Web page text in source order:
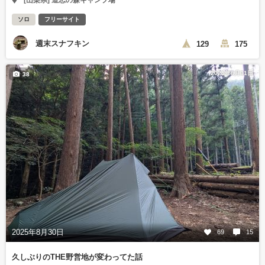
ソロ フリーサイト
週末スナフキン 129 175
2025年8月31日
2025年8月30日 69 15
38
久しぶりのTHE野営地が変わってた話